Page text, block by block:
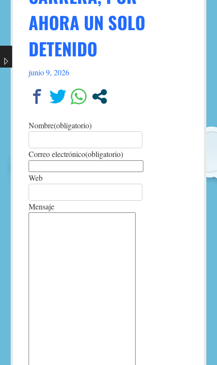
AHORA UN SOLO
DETENIDO
junio 9, 2026
Nombre(obligatorio)
Correo electrónico(obligatorio)
Web
Mensaje